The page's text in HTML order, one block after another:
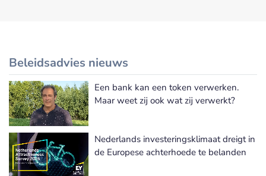
Beleidsadvies nieuws
Meer Beleidsadvies nieuws
Een bank kan een token verwerken.
Maar weet zij ook wat zij verwerkt?
Nederlands investeringsklimaat dreigt in
de Europese achterhoede te belanden